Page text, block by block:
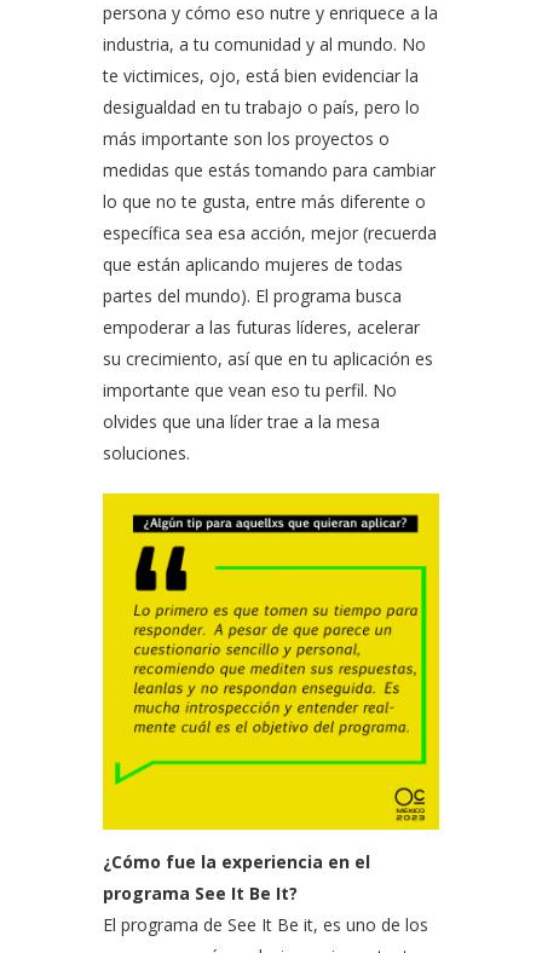
persona y cómo eso nutre y enriquece a la
industria, a tu comunidad y al mundo. No
te victimices, ojo, está bien evidenciar la
desigualdad en tu trabajo o país, pero lo
más importante son los proyectos o
medidas que estás tomando para cambiar
lo que no te gusta, entre más diferente o
específica sea esa acción, mejor (recuerda
que están aplicando mujeres de todas
partes del mundo). El programa busca
empoderar a las futuras líderes, acelerar
su crecimiento, así que en tu aplicación es
importante que vean eso tu perfil. No
olvides que una líder trae a la mesa
soluciones.
¿Cómo fue la experiencia en el
programa See It Be It?
El programa de See It Be it, es uno de los